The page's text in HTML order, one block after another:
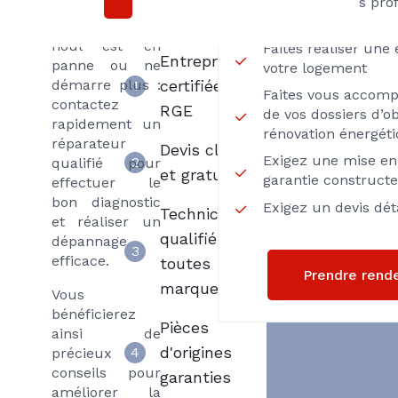
fioul est en
panne ou ne
démarre plus :
contactez
rapidement un
réparateur
qualifié pour
effectuer le
bon diagnostic
et réaliser un
dépannage
efficace.
Vous
bénéficierez
ainsi de
précieux
conseils pour
améliorer la
Faites réaliser une
votre logement
Faites vous
de vos dossiers
rénovation
Exigez une mise
garantie
Exigez un devis
Prendre
Axenergie
1
Entreprise
certifiée
RGE
2
Devis clair
et gratuit
3
Techniciens
qualifiés
toutes
marques
4
Pièces
d'origines
garanties